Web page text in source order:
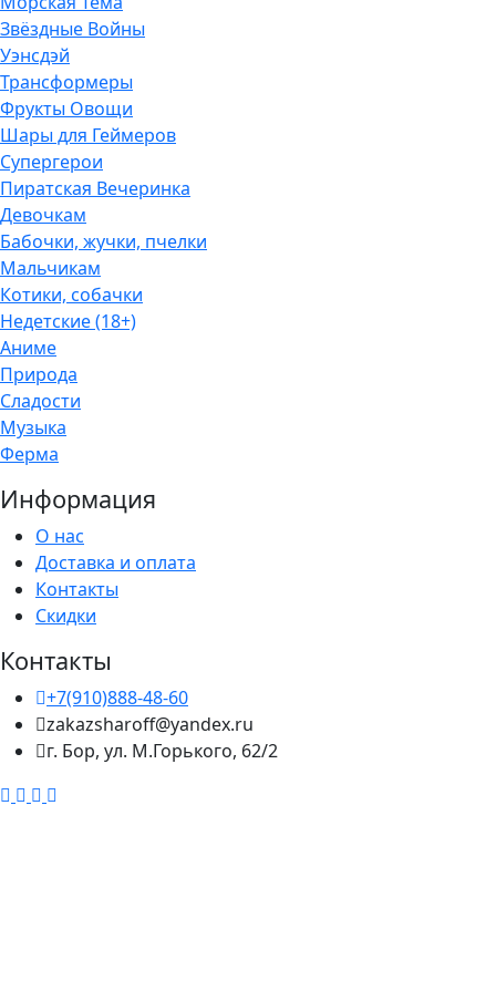
Звёздные Войны
Уэнсдэй
Трансформеры
Фрукты Овощи
Шары для Геймеров
Супергерои
Пиратская Вечеринка
Девочкам
Бабочки, жучки, пчелки
Мальчикам
Котики, собачки
Недетские (18+)
Аниме
Природа
Сладости
Музыка
Ферма
Информация
О нас
Доставка и оплата
Контакты
Скидки
Контакты
+7(910)888-48-60
zakazsharoff@yandex.ru
г. Бор, ул. М.Горького, 62/2